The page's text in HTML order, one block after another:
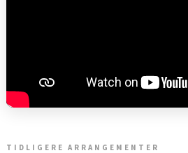
TIDLIGERE ARRANGEMENTER